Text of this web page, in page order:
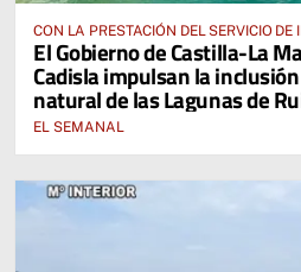
CON LA PRESTACIÓN DEL SERVICIO DE
El Gobierno de Castilla-La
Cadisla impulsan la
natural de las Lagunas de
EL SEMANAL